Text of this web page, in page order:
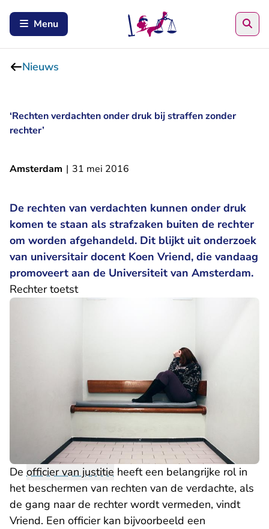
Menu
Nieuws
‘Rechten verdachten onder druk bij straffen zonder
rechter’
Amsterdam | 31 mei 2016
De rechten van verdachten kunnen onder druk
komen te staan als strafzaken buiten de rechter
om worden afgehandeld. Dit blijkt uit onderzoek
van universitair docent Koen Vriend, die vandaag
promoveert aan de Universiteit van Amsterdam.
Rechter toetst
De officier van justitie heeft een belangrijke rol in
het beschermen van rechten van de verdachte, als
de gang naar de rechter wordt vermeden, vindt
Vriend. Een officier kan bijvoorbeeld een